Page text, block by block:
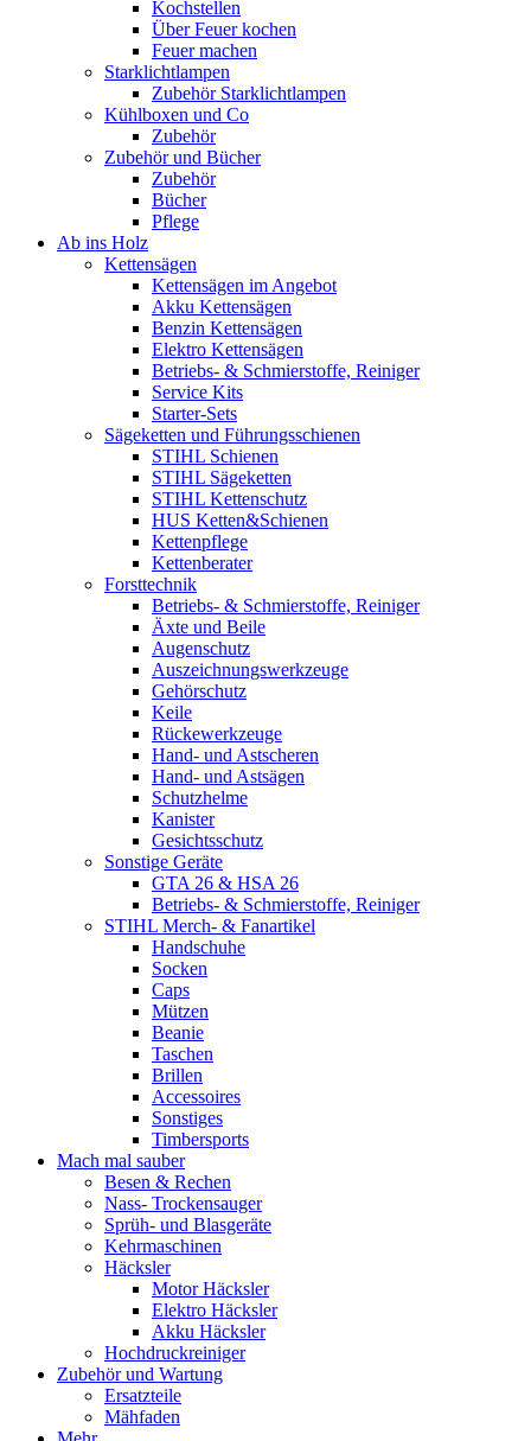
Kochstellen
Über Feuer kochen
Feuer machen
Starklichtlampen
Zubehör Starklichtlampen
Kühlboxen und Co
Zubehör
Zubehör und Bücher
Zubehör
Bücher
Pflege
Ab ins Holz
Kettensägen
Kettensägen im Angebot
Akku Kettensägen
Benzin Kettensägen
Elektro Kettensägen
Betriebs- & Schmierstoffe, Reiniger
Service Kits
Starter-Sets
Sägeketten und Führungsschienen
STIHL Schienen
STIHL Sägeketten
STIHL Kettenschutz
HUS Ketten&Schienen
Kettenpflege
Kettenberater
Forsttechnik
Betriebs- & Schmierstoffe, Reiniger
Äxte und Beile
Augenschutz
Auszeichnungswerkzeuge
Gehörschutz
Keile
Rückewerkzeuge
Hand- und Astscheren
Hand- und Astsägen
Schutzhelme
Kanister
Gesichtsschutz
Sonstige Geräte
GTA 26 & HSA 26
Betriebs- & Schmierstoffe, Reiniger
STIHL Merch- & Fanartikel
Handschuhe
Socken
Caps
Mützen
Beanie
Taschen
Brillen
Accessoires
Sonstiges
Timbersports
Mach mal sauber
Besen & Rechen
Nass- Trockensauger
Sprüh- und Blasgeräte
Kehrmaschinen
Häcksler
Motor Häcksler
Elektro Häcksler
Akku Häcksler
Hochdruckreiniger
Zubehör und Wartung
Ersatzteile
Mähfaden